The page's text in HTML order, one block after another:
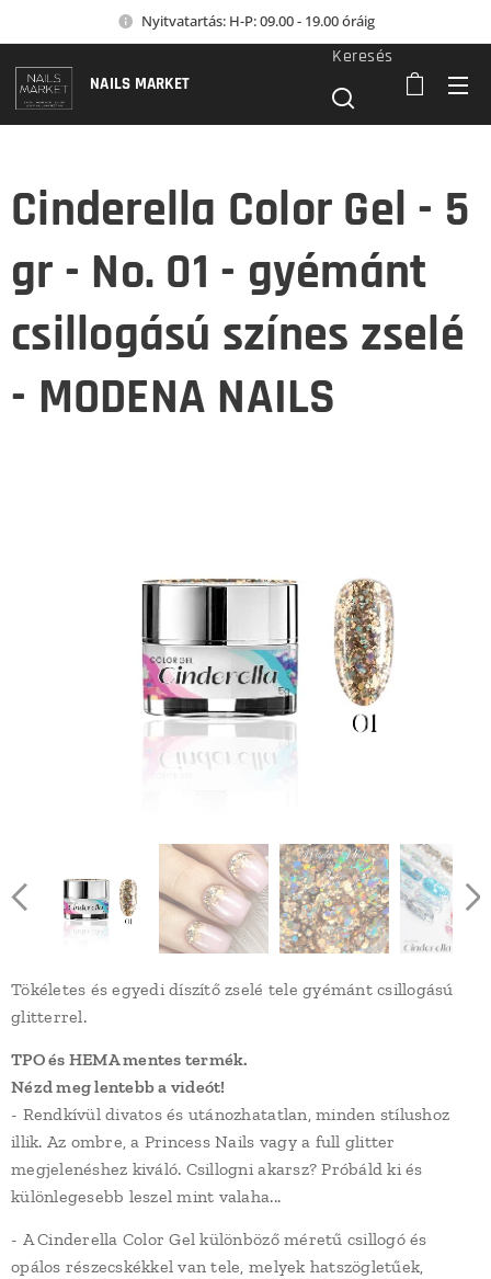
Nyitvatartás: H-P: 09.00 - 19.00 óráig
NAILS MARKET
Keresés
Cinderella Color Gel - 5
gr - No. 01 - gyémánt
csillogású színes zselé
- MODENA NAILS
Tökéletes és egyedi díszítő zselé tele gyémánt csillogású
glitterrel.
TPO és HEMA mentes termék.
Nézd meg lentebb a videót!
- Rendkívül divatos és utánozhatatlan, minden stílushoz
illik. Az ombre, a Princess Nails vagy a full glitter
megjelenéshez kiváló. Csillogni akarsz? Próbáld ki és
különlegesebb leszel mint valaha...
- A Cinderella Color Gel különböző méretű csillogó és
opálos részecskékkel van tele, melyek hatszögletűek,